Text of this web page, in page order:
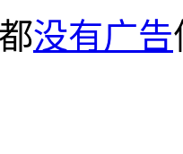
没有广告